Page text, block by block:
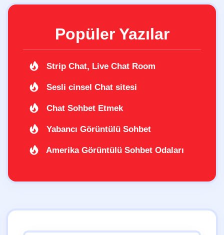
Popüler Yazılar
Strip Chat, Live Chat Room
Sesli cinsel Chat sitesi
Chat Sohbet Etmek
Yabancı Görüntülü Sohbet
Amerika Görüntülü Sohbet Odaları